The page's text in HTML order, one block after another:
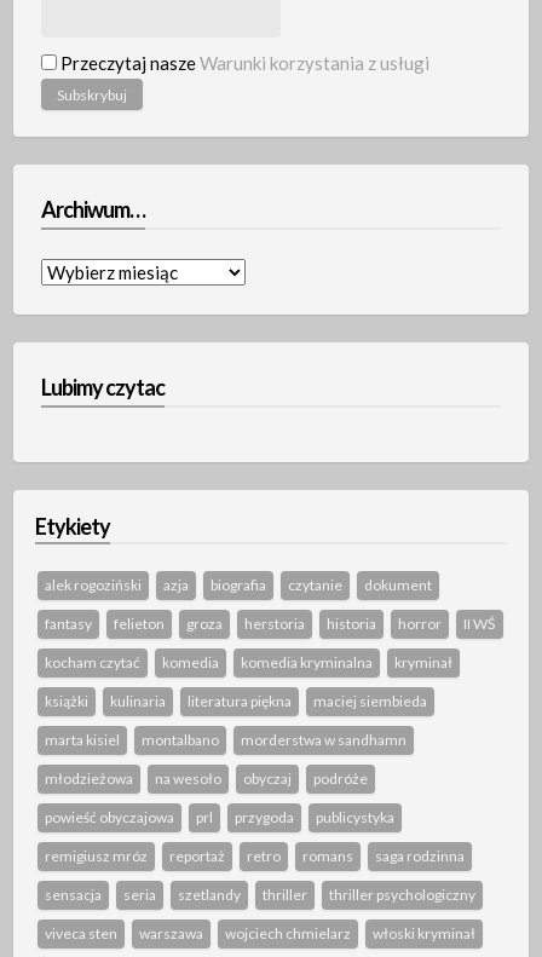
Przeczytaj naszeWarunki korzystania z usługi
Archiwum…
Archiwum…
Lubimy czytac
Etykiety
alek rogoziński azja biografia czytanie dokument
fantasy felieton groza herstoria historia horror II WŚ
kocham czytać komedia komedia kryminalna kryminał
książki kulinaria literatura piękna maciej siembieda
marta kisiel montalbano morderstwa w sandhamn
młodzieżowa na wesoło obyczaj podróże
powieść obyczajowa prl przygoda publicystyka
remigiusz mróz reportaż retro romans saga rodzinna
sensacja seria szetlandy thriller thriller psychologiczny
viveca sten warszawa wojciech chmielarz włoski kryminał